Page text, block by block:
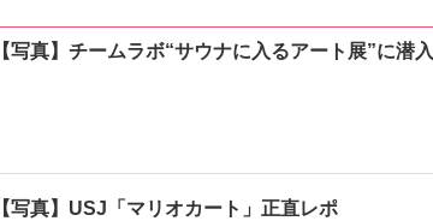
【写真】チームラボ“サウナに入るアート展”に潜入
【写真】USJ「マリオカート」正直レポ